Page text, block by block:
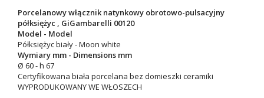
Porcelanowy włącznik natynkowy obrotowo-pulsacyjny
półksiężyc , GiGambarelli 00120
Model - Model
Półksiężyc biały - Moon white
Wymiary mm - Dimensions mm
Ø 60 - h 67
Certyfikowana biała porcelana bez domieszki ceramiki
WYPRODUKOWANY WE WŁOSZECH